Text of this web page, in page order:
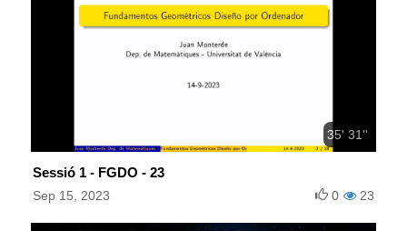
35' 31''
Sessió 1 - FGDO - 23
Sep 15, 2023 23
0